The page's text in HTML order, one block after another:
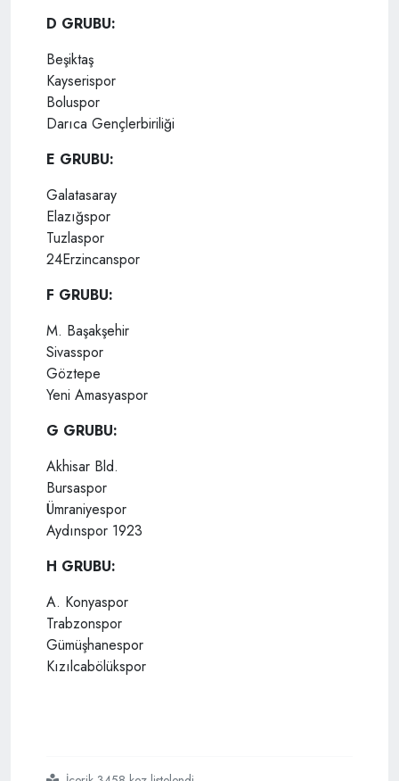
D GRUBU:
Beşiktaş
Kayserispor
Boluspor
Darıca Gençlerbiriliği
E GRUBU:
Galatasaray
Elazığspor
Tuzlaspor
24Erzincanspor
F GRUBU:
M. Başakşehir
Sivasspor
Göztepe
Yeni Amasyaspor
G GRUBU:
Akhisar Bld.
Bursaspor
Ümraniyespor
Aydınspor 1923
H GRUBU:
A. Konyaspor
Trabzonspor
Gümüşhanespor
Kızılcabölükspor